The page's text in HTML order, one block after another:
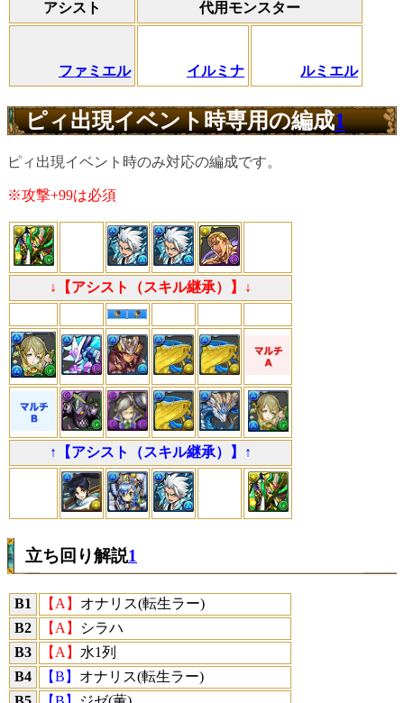
アシスト 代用モンスター
ファミエル イルミナ ルミエル
ピィ出現イベント時専用の編成1
ピィ出現イベント時のみ対応の編成です。
※攻撃+99は必須
↓【アシスト（スキル継承）】↓
↑【アシスト（スキル継承）】↑
立ち回り解説1
B1 【A】 オナリス(転生ラー)
B2
【A】
シラハ
B3
【A】 水1列
B4
【B】 オナリス(転生ラー)